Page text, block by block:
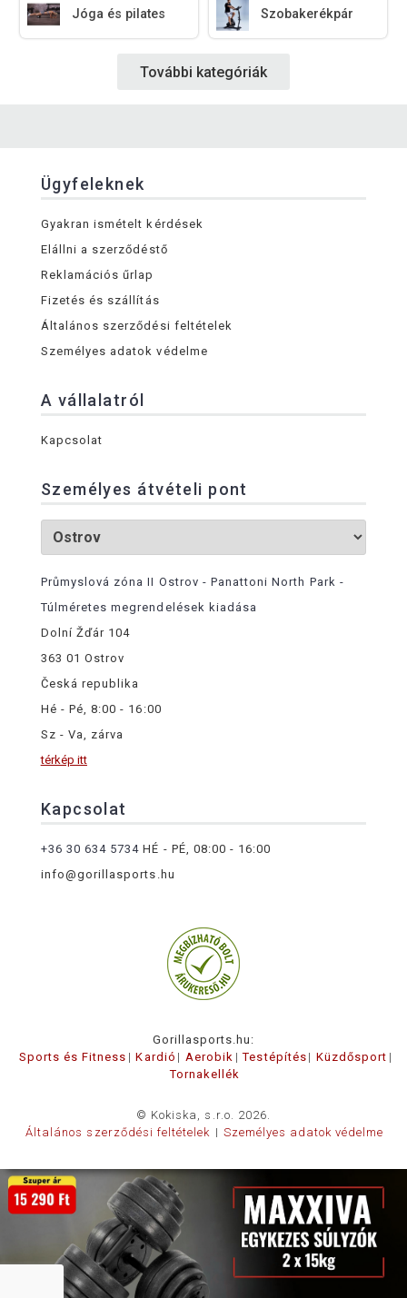
Jóga és pilates Szobakerékpár
További kategóriák
Ügyfeleknek
Gyakran ismételt kérdések
Elállni a szerződéstő
Reklamációs űrlap
Fizetés és szállítás
Általános szerződési feltételek
Személyes adatok védelme
A vállalatról
Kapcsolat
Személyes átvételi pont
Průmyslová zóna II Ostrov - Panattoni North Park -
Túlméretes megrendelések kiadása
Dolní Žďár 104
363 01 Ostrov
Česká republika
Hé - Pé, 8:00 - 16:00
Sz - Va, zárva
térkép itt
Kapcsolat
+36 30 634 5734 HÉ - PÉ, 08:00 - 16:00
info@gorillasports.hu
Gorillasports.hu:
Sports és Fitness
Kardió Aerobik Testépítés
Küzdősport
Tornakellék
© Kokiska, s.r.o. 2026.
Általános szerződési feltételek
Személyes adatok védelme